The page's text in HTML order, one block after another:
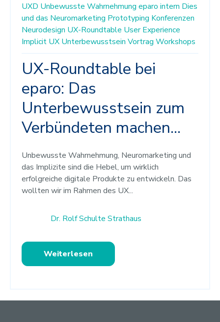
UXD Unbewusste Wahrnehmung eparo intern Dies
und das Neuromarketing Prototyping Konferenzen
Neurodesign UX-Roundtable User Experience
Implicit UX Unterbewusstsein Vortrag Workshops
UX-Roundtable bei
eparo: Das
Unterbewusstsein zum
Verbündeten machen...
Unbewusste Wahrnehmung, Neuromarketing und
das Implizite sind die Hebel, um wirklich
erfolgreiche digitale Produkte zu entwickeln. Das
wollten wir im Rahmen des UX...
Dr. Rolf Schulte Strathaus
Weiterlesen